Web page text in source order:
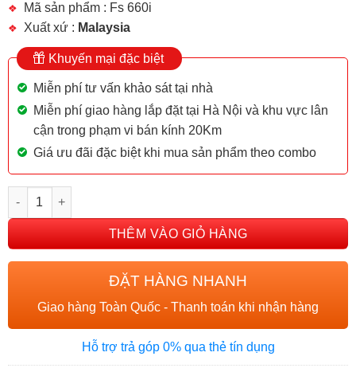
Mã sản phẩm : Fs 660i
Xuất xứ : Malaysia
Khuyến mại đặc biệt
Miễn phí tư vấn khảo sát tại nhà
Miễn phí giao hàng lắp đặt tại Hà Nội và khu vực lân
cận trong phạm vi bán kính 20Km
Giá ưu đãi đặc biệt khi mua sản phẩm theo combo
BẾP TỪ FASTER FS 660I số lượng
THÊM VÀO GIỎ HÀNG
ĐẶT HÀNG NHANH
Giao hàng Toàn Quốc - Thanh toán khi nhận hàng
Hỗ trợ trả góp 0% qua thẻ tín dụng